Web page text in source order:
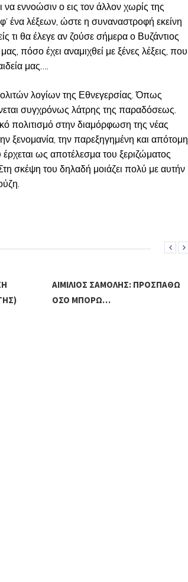
εννοώσιν ο εις τον άλλον χωρίς της
λέξεων, ώστε η συναναστροφή εκείνη
τι θα έλεγε αν ζούσε σήμερα ο Βυζάντιος
πόσο έχει αναμιχθεί με ξένες λέξεις, που
μας….
λογίων της Εθνεγερσίας. Όπως
συγχρόνως λάτρης της παραδόσεως.
πολιτισμό στην διαμόρφωση της νέας
ξενομανία, την παρεξηγημένη και απότομη
ως αποτέλεσμα του ξεριζώματος
σκέψη του δηλαδή μοιάζει πολύ με αυτήν
ΑΙΜΊΛΙΟΣ ΣΑΜΌΛΗΣ: ΠΡΟΣΠΑΘΏ
ΌΣΟ ΜΠΟΡΏ…